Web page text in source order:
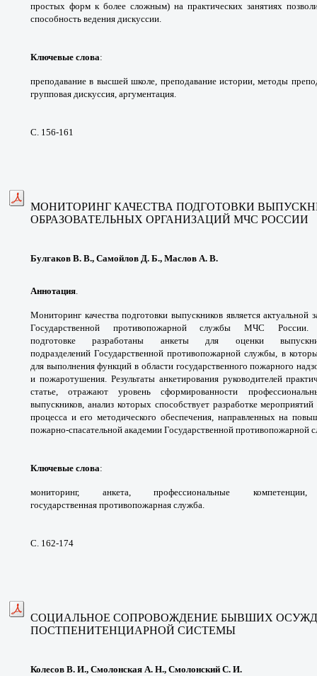
простых форм к более сложным) на практических занятиях
способность ведения дискуссии.
Ключевые слова:
преподавание в высшей школе, преподавание истории, методы
групповая дискуссия, аргументация.
С. 156-161
МОНИТОРИНГ КАЧЕСТВА ПОДГОТОВКИ
ОБРАЗОВАТЕЛЬНЫХ ОРГАНИЗАЦИЙ МЧС РОССИИ
Булгаков В. В., Самойлов Д. Б., Маслов А. В.
Аннотация.
Мониторинг качества подготовки выпускников является актуальной
Государственной противопожарной службы МЧС
подготовкеразработаны анкеты для оценки
подразделенийГосударственной противопожарнойслужбы, в
для выполнения функций в области государственного пожарного
и пожаротушения. Результаты анкетирования руководителей
статье, отражают уровеньсформированности
выпускников, анализ которых способствует разработкемероприятий
процесса и его методического обеспечения, направленных на
пожарно-спасательной академии Государственной противопожарной
Ключевые слова:
мониторинг, анкета, профессиональные
государственная противопожарная служба.
С. 162-174
СОЦИАЛЬНОЕ СОПРОВОЖДЕНИЕ БЫВШИХ
ПОСТПЕНИТЕНЦИАРНОЙ СИСТЕМЫ
Колесов В. И., Смолонская А. Н., Смолонский С. И.